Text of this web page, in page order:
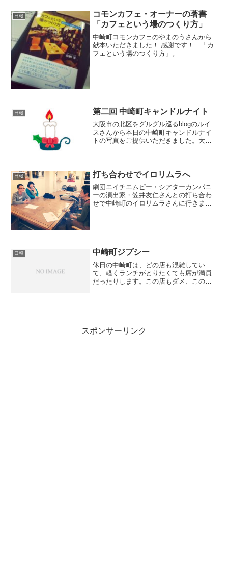
日報
コモンカフェ・オーナーの著書
「カフェという場のつくり方」
中崎町コモンカフェのやまのうさんから
献本いただきました！ 感謝です！ 「カ
フェという場のつくり方」。
日報 第二回 中崎町キャンドルナイト
大阪市の北区をグルグル巡るblogのルイ
スさんから本日の中崎町キャンドルナイ
トの写真をご提供いただきました。大盛
日報 打ち合わせでイロリムラへ
劇団エイチエムピー・シアターカンパニ
ーの演出家・笠井友仁さんとの打ち合わ
せで中崎町のイロリムラさんに行きまし
日報 中崎町ジプシー
休日の中崎町は、どの店も混雑してい
て、軽くランチがとりたくても席が満員
だったりします。この店もダメ、この店
スポンサーリンク